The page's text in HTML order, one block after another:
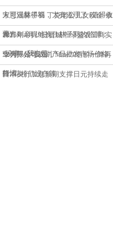
方可涅槃得福，太有道理了 (值得收
藏)
宋思涵林子羽 丁克老公儿女双全 余
青青则亲昵地挽住林子羽的胳膊：
“没事，我也是
2025年4月19日晋城市绿盛农工商实
业有限公司农副产品批发市场价格
行情
华为开始“反击”, Mate70售价一降再
降, 花粉们没白等
日本央行加息预期支撑日元持续走